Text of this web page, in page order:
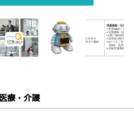
医療・介護